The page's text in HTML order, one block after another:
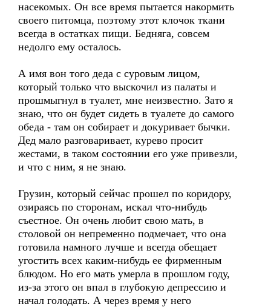
насекомых. Он все время пытается накормить
своего питомца, поэтому этот клочок ткани
всегда в остатках пищи. Бедняга, совсем
недолго ему осталось.
А имя вон того деда с суровым лицом,
который только что выскочил из палаты и
прошмыгнул в туалет, мне неизвестно. Зато я
знаю, что он будет сидеть в туалете до самого
обеда - там он собирает и докуривает бычки.
Дед мало разговаривает, курево просит
жестами, в таком состоянии его уже привезли,
и что с ним, я не знаю.
Грузин, который сейчас прошел по коридору,
озираясь по сторонам, искал что-нибудь
съестное. Он очень любит свою мать, в
столовой он непременно подмечает, что она
готовила намного лучше и всегда обещает
угостить всех каким-нибудь ее фирменным
блюдом. Но его мать умерла в прошлом году,
из-за этого он впал в глубокую депрессию и
начал голодать. А через время у него